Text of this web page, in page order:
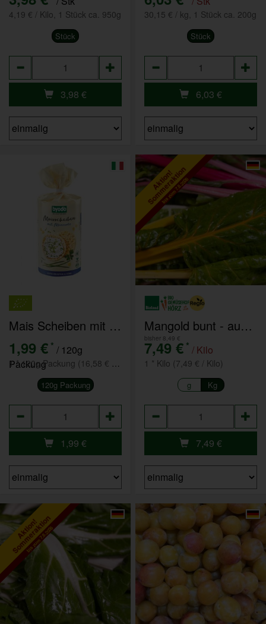
4,19 € / Kilo, 1 Stück ca. 950g
Stück
3,98 €
30,15 € / kg, 1 Stück ca. 200g
Stück
6,03 €
Mais Scheiben mit Meersalz gf
1,99 € * / 120g
Packung
120g Packung
1,99 €
Aktion!
Sommeraktion
bis zum 7.8.2026
Mangold bunt - aus eigenem Anbau
bisher 8,49 €
7,49 € * / Kilo
1 * Kilo (7,49 € / Kilo)
g Kg
7,49 €
Aktion!
Sommeraktion
bis zum 7.8.2026